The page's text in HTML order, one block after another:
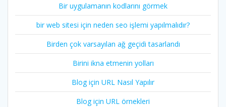
Bir uygulamanın kodlarını görmek
bir web sitesi için neden seo işlemi yapılmalıdır?
Birden çok varsayılan ağ geçidi tasarlandı
Birini ikna etmenin yolları
Blog için URL Nasıl Yapılır
Blog için URL örnekleri